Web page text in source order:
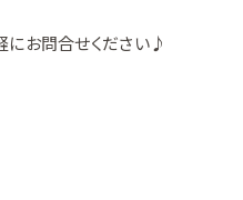
にお問合せください♪